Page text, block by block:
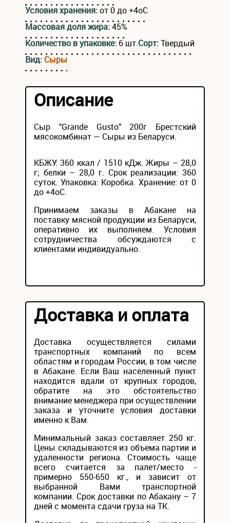
Условия хранения:от 0 до +4оС
Массовая доля жира:45%
Количество в упаковке: 6 шт.Сорт:Твердый
Вид: Сыры
Описание
Сыр "Grande Gusto" 200г Брестский
мясокомбинат — Сыры из Беларуси.
КБЖУ: 360 ккал / 1510 кДж. Жиры – 28,0
г; белки – 28,0 г. Срок реализации: 360
суток. Упаковка: Коробка. Хранение: от 0
до +4оС.
Принимаем заказы в Абакане на
поставку мясной продукции из Беларуси,
оперативно их выполняем. Условия
сотрудничества обсуждаются с
клиентами индивидуально.
Доставка и оплата
Доставка осуществляется силами
транспортных компаний по всем
областям и городам России, в том числе
в Абакане. Если Ваш населенный пункт
находится вдали от крупных городов,
обратите на это обстоятельство
внимание менеджера при осуществлении
заказа и уточните условия доставки
именно к Вам.
Минимальный заказ составляет 250 кг.
Цены складываются из объема партии и
удаленности региона. Стоимость чаще
всего считается за палет/место -
примерно 550-650 кг., и зависит от
выбранной Вами транспортной
компании. Срок доставки по Абакану – 7
дней с момента сдачи груза на ТК.